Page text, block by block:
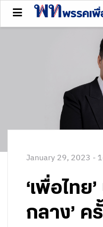
January 29, 2023 -
‘เพื่อไทย
กลาง’ ค